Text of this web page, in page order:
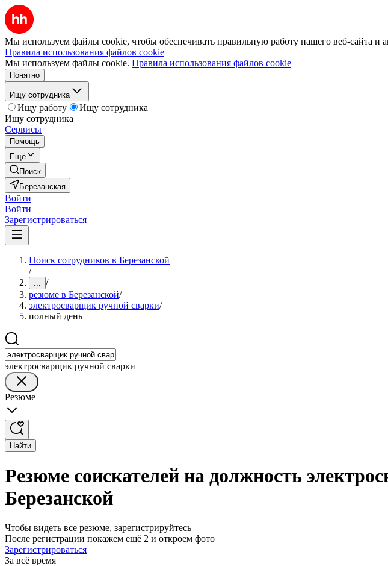
Мы используем файлы cookie, чтобы обеспечивать правильную работу нашего веб-сайта и
Правила использования файлов cookie
Мы используем файлы cookie. Правила использования файлов cookie
Понятно
Ищу сотрудника
Ищу работу
Ищу сотрудника
Ищу сотрудника
Сервисы
Помощь
Ещё
Поиск
Березанская
Войти
Войти
Зарегистрироваться
Поиск сотрудников в Березанской
/
... /
резюме в Березанской/
электросварщик ручной сварки/
полный день
электросварщик ручной сварки
Резюме
Найти
Резюме соискателей на должность
Березанской
Чтобы видеть все резюме, зарегистрируйтесь
После регистрации покажем ещё 2 и откроем фото
Зарегистрироваться
За всё время